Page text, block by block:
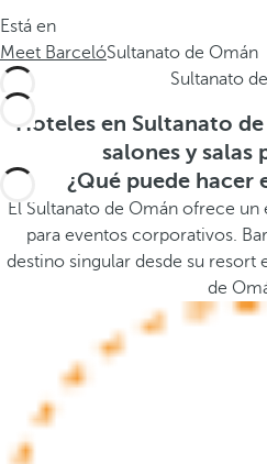
.
.
b
a
s
a
r
Está en
Meet BarcelóSultanato de Omán
Sultanato
Hoteles en Sultanato
salones y salas
¿Qué puede hacer
El Sultanato de Omán ofrece
para eventos corporativos.
destino singular desde su resort
de